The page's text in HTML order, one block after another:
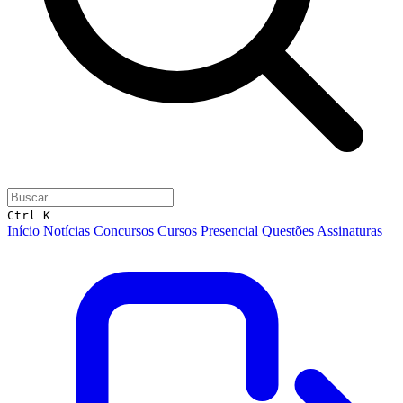
Ctrl K
Início Notícias Concursos Cursos Presencial Questões Assinaturas